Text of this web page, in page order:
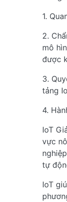
1.
2.
mô
được
3.
tảng
4.
IoT
vực
tự
IoT